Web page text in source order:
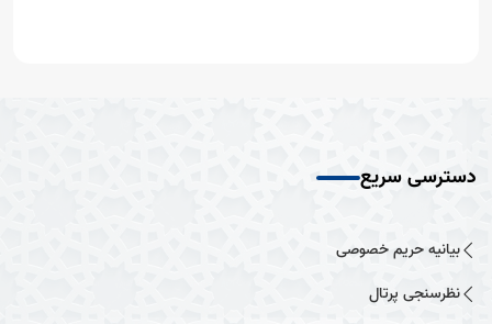
دسترسی سریع
بیانیه حریم خصوصی
نظرسنجی پرتال